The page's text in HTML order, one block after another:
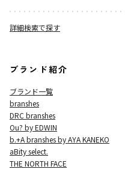
詳細検索で探す
ブランド紹介
ブランド一覧
branshes
DRC branshes
Ou? by EDWIN
b.+A branshes by AYA KANEKO
aBity select.
THE NORTH FACE